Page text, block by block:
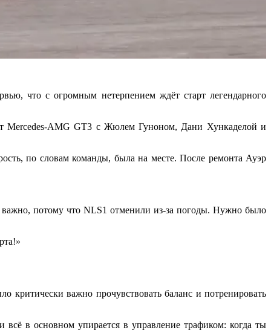
что с огромным нетерпением ждёт старт легендарного
Mercedes-AMG GT3 с Жюлем Гуноном, Дани Хункаделой и
по словам команды, была на месте. После ремонта Ауэр
потому что NLS1 отменили из-за погоды. Нужно было
критически важно прочувствовать баланс и потренировать
в основном упирается в управление трафиком: когда ты